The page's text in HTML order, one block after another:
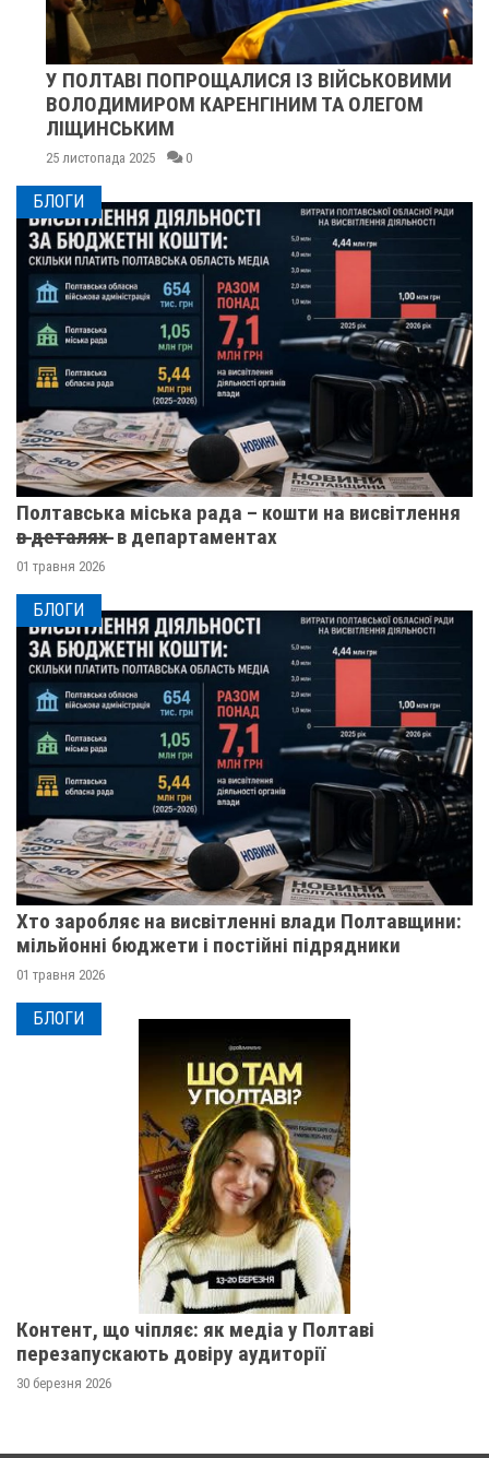
У ПОЛТАВІ ПОПРОЩАЛИСЯ ІЗ ВІЙСЬКОВИМИ
ВОЛОДИМИРОМ КАРЕНГІНИМ ТА ОЛЕГОМ
ЛІЩИНСЬКИМ
25 листопада 2025 0
БЛОГИ
Полтавська міська рада – кошти на висвітлення
в̶ ̶д̶е̶т̶а̶л̶я̶х̶ ̶ в департаментах
01 травня 2026
БЛОГИ
Хто заробляє на висвітленні влади Полтавщини:
мільйонні бюджети і постійні підрядники
01 травня 2026
БЛОГИ
Контент, що чіпляє: як медіа у Полтаві
перезапускають довіру аудиторії
30 березня 2026